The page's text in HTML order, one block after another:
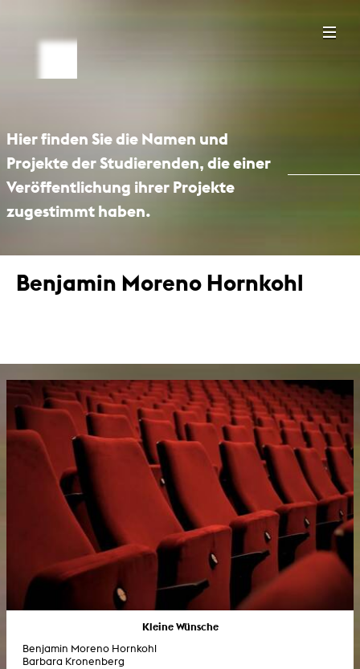
Hier finden Sie die Namen und
Projekte der Studierenden, die einer
Veröffentlichung ihrer Projekte
zugestimmt haben.
Benjamin Moreno Hornkohl
Kleine Wünsche
Benjamin Moreno Hornkohl
Barbara Kronenberg